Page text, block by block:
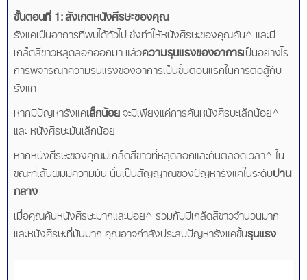
ขั้นตอนที่ 1: สังเกตหนังศีรษะของคุณ
รังแคเป็นอาการที่พบได้ทั่วไป ซึ่งทำให้หนังศีรษะของคุณคัน^ และมี
เกล็ดสีขาวหลุดลอกออกมา แล้วความรุนแรงของอาการเป็นอย่างไร
การพิจารณาความรุนแรงของอาการเป็นขั้นตอนแรกในการต่อสู้กับ
รังแค
หากมีปัญหารังแคเล็กน้อยจะมีเพียงแค่การคันหนังศีรษะเล็กน้อย^
และ หนังศีรษะมันเล็กน้อย
หากหนังศีรษะของคุณมีเกล็ดสีขาวที่หลุดลอกและคันตลอดเวลา^ ใน
ขณะที่เส้นผมมีความมัน นั่นเป็นสัญญาณของปัญหารังแคในระดับปาน
กลาง
เมื่อคุณคันหนังศีรษะมากและบ่อย^ ร่วมกับมีเกล็ดสีขาวจำนวนมาก
และหนังศีรษะที่มันมาก คุณอาจกำลังประสบปัญหารังแคขั้นรุนแรง